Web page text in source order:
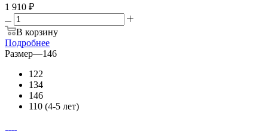
1 910 ₽
В корзину
Подробнее
Размер—146
122
134
146
110 (4-5 лет)